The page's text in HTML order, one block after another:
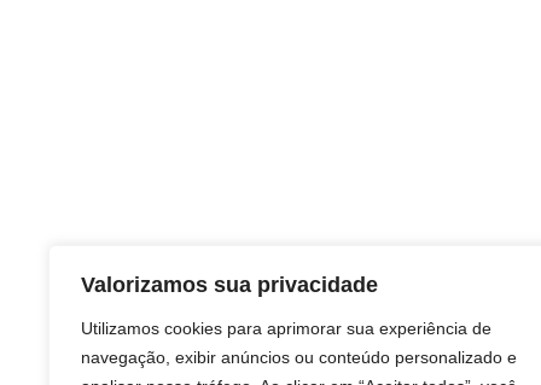
Valorizamos sua privacidade
Utilizamos cookies para aprimorar sua experiência de
navegação, exibir anúncios ou conteúdo personalizado e